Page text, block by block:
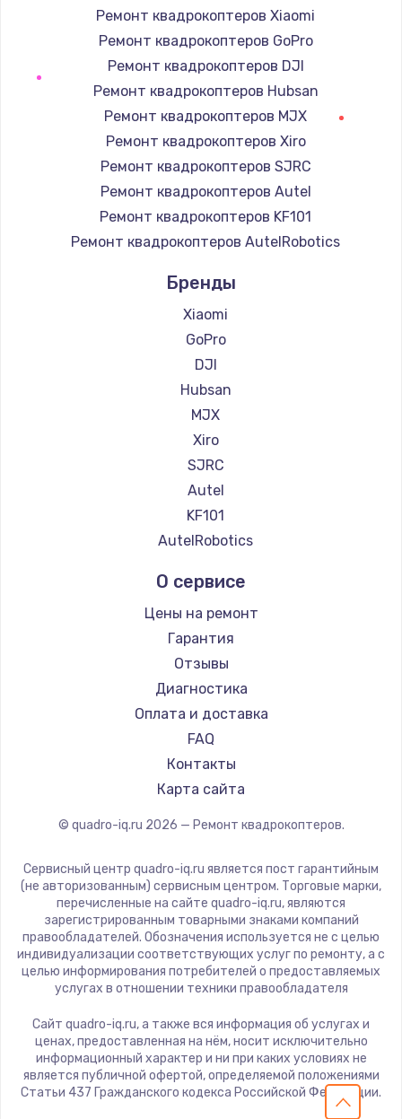
Заказать
Заказать
Замена регулятора режимов конфорки
Заказать
Замена сенсорного датчика
Заказать
Замена системной платы
Заказать
Замена температурного датчика
Заказать
1300 руб.
Заказать
Техобслуживание
900 руб.
Заказать
1300 руб.
Заказать
Прошивка
Ремонт квадрокоптеров Xiaomi
Ремонт квадрокоптеров GoPro
Ремонт квадрокоптеров DJI
Ремонт квадрокоптеров Hubsan
Ремонт квадрокоптеров MJX
Ремонт квадрокоптеров Xiro
Ремонт квадрокоптеров SJRC
Ремонт квадрокоптеров Autel
Ремонт квадрокоптеров KF101
Ремонт квадрокоптеров AutelRobotics
Бренды
Xiaomi
GoPro
DJI
Hubsan
MJX
Xiro
SJRC
Autel
KF101
AutelRobotics
О сервисе
Цены на ремонт
Гарантия
Отзывы
Диагностика
Оплата и доставка
FAQ
Контакты
Карта сайта
© quadro-iq.ru 2026 — Ремонт квадрокоптеров.
Сервисный центр quadro-iq.ru является пост гарантийным
(не авторизованным) сервисным центром. Торговые марки,
перечисленные на сайте quadro-iq.ru, являются
зарегистрированным товарными знаками компаний
правообладателей. Обозначения используется не с целью
индивидуализации соответствующих услуг по ремонту, а с
целью информирования потребителей о предоставляемых
услугах в отношении техники правообладателя
Сайт quadro-iq.ru, а также вся информация об услугах и
ценах, предоставленная на нём, носит исключительно
информационный характер и ни при каких условиях не
является публичной офертой, определяемой положениями
Статьи 437 Гражданского кодекса Российской Федерации.